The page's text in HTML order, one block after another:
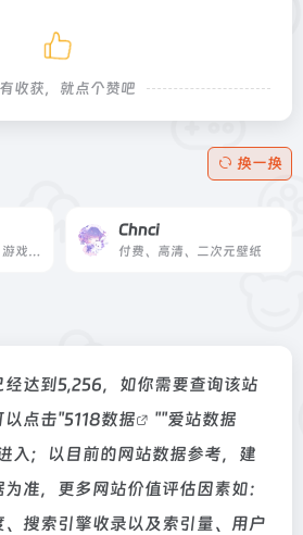
收获，就点个赞吧
换一换
免费的4K高清动漫、游戏及动态壁纸下载
Chnci
付费、高清、二次元壁纸
达到5,256，如你需要查询该站
以点击"5118数据 ""爱站数据
入；以目前的网站数据参考，建
准，更多网站价值评估因素如：
搜索引擎收录以及索引量、用户